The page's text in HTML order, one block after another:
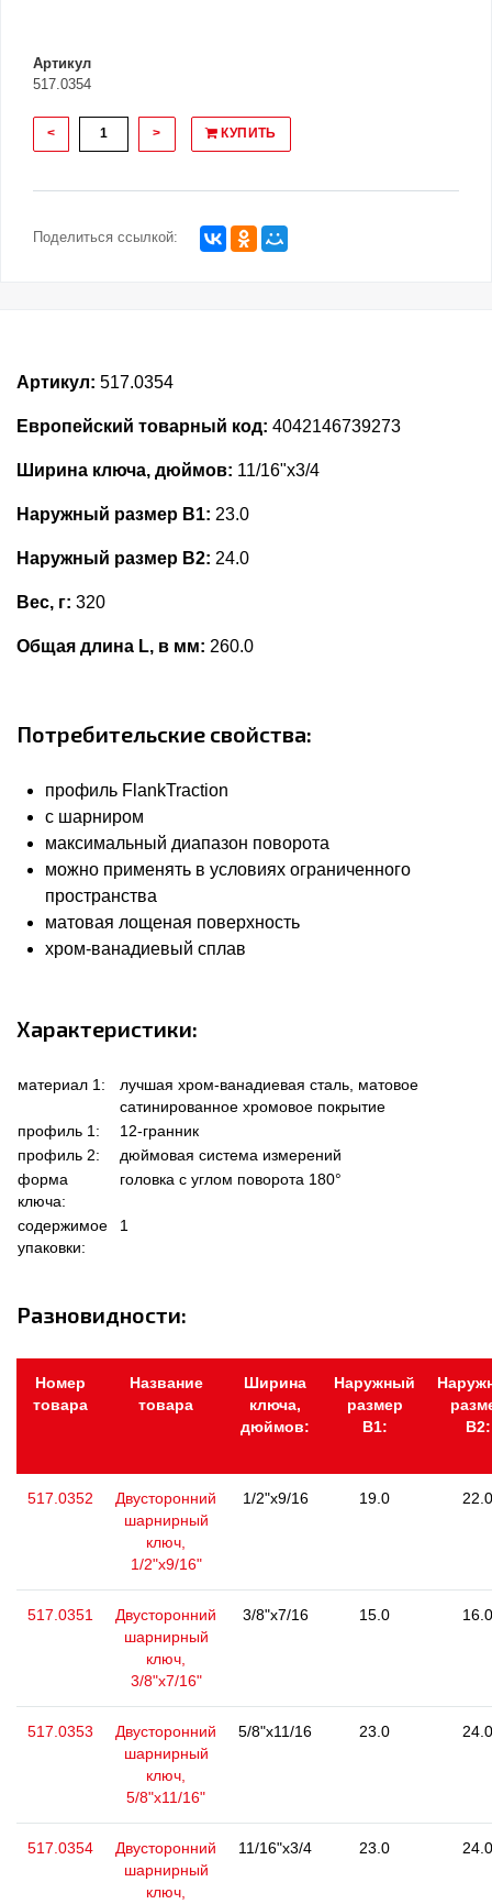
Артикул
517.0354
< > КУПИТЬ
Поделиться ссылкой:
Артикул: 517.0354
Европейский товарный код: 4042146739273
Ширина ключа, дюймов: 11/16"x3/4
Наружный размер В1: 23.0
Наружный размер В2: 24.0
Вес, г: 320
Общая длина L, в мм: 260.0
Потребительские свойства:
профиль FlankTraction
с шарниром
максимальный диапазон поворота
можно применять в условиях ограниченного
пространства
матовая лощеная поверхность
хром-ванадиевый сплав
Характеристики:
материал 1:
лучшая хром-ванадиевая сталь, матовое
сатинированное хромовое покрытие
профиль 1:
12-гранник
профиль 2:
дюймовая система измерений
форма
ключа:
головка с углом поворота 180°
содержимое
упаковки:
1
Разновидности:
Номер
товара
Название
товара
Ширина
ключа,
дюймов:
Наружный
размер
В1:
В2:
517.0352
Двусторонний
шарнирный
ключ,
1/2"x9/16"
1/2"x9/16 19.0 22.0
517.0351
Двусторонний
шарнирный
ключ,
3/8"x7/16"
3/8"x7/16 15.0 16.0
517.0353
Двусторонний
шарнирный
ключ,
5/8"x11/16"
5/8"x11/16 23.0 24.0
517.0354
Двусторонний
шарнирный
ключ,
11/16"x3/4 23.0 24.0